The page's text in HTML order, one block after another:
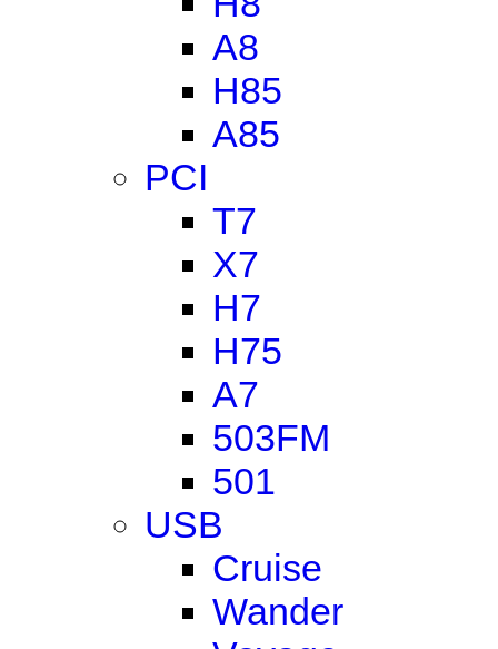
A8
H85
A85
PCI
T7
X7
H7
H75
A7
503FM
501
USB
Cruise
Wander